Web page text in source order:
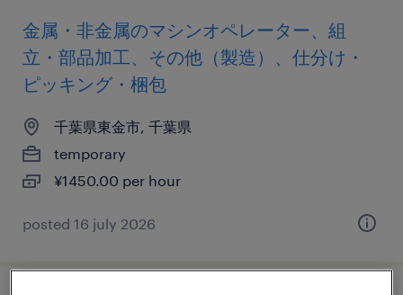
金属・非金属のマシンオペレーター、組
立・部品加工、その他（製造）、仕分け・
ピッキング・梱包
千葉県東金市, 千葉県
temporary
¥1450.00 per hour
posted 16 july 2026